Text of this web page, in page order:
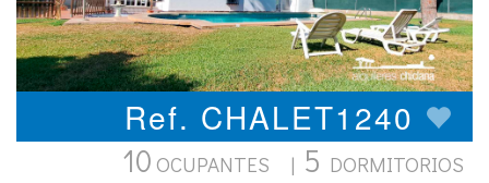
Ref. CHALET1240
10 OCUPANTES | 5 DORMITORIOS